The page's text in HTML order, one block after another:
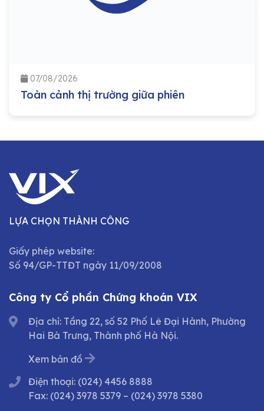
07/08/2026
Toàn cảnh thị trường giữa phiên
LỰA CHỌN THÀNH CÔNG
Giấy phép website:
Số 94/GP-TTĐT ngày 11/09/2008
Công ty Cổ phần Chứng khoán VIX
Địa chỉ: Tầng 22, số 52 Phố Lê Đại Hành, Phường
Hai Bà Trưng, Thành phố Hà Nội.
Xem bản đồ
Điện thoại: (024) 4456 8888
Fax: (024) 3978 5379 – (024) 3978 5380